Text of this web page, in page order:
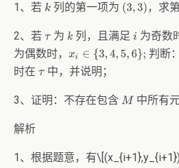
1、若 k列的第一项为 (3,3) ，求
2、若 τ为 k 列，且满足i 为奇数
为偶数时， xi∈{3 ,4,5 ,6} ; 判断：
时在 τ中，并说明；
3、证明：不存在包含 M 中所有
解析
1、根据题意，有\[